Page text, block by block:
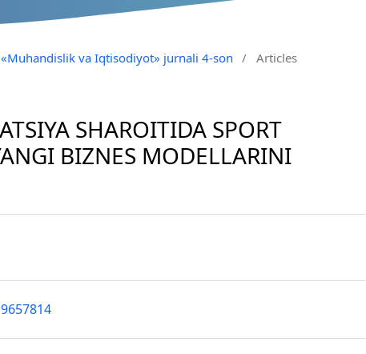
va Iqtisodiyot» jurnali 4-son / Articles
SHAROITIDA SPORT
BIZNES MODELLARINI